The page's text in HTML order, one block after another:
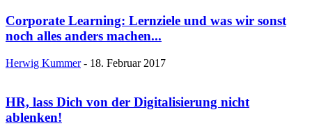
Corporate Learning: Lernziele und was wir sonst
noch alles anders machen...
Herwig Kummer - 18. Februar 2017
HR, lass Dich von der Digitalisierung nicht
ablenken!